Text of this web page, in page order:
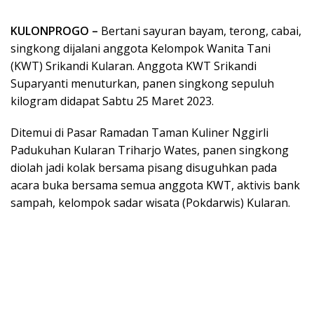
KULONPROGO – Bertani sayuran bayam, terong, cabai,
singkong dijalani anggota Kelompok Wanita Tani
(KWT) Srikandi Kularan. Anggota KWT Srikandi
Suparyanti menuturkan, panen singkong sepuluh
kilogram didapat Sabtu 25 Maret 2023.
Ditemui di Pasar Ramadan Taman Kuliner Nggirli
Padukuhan Kularan Triharjo Wates, panen singkong
diolah jadi kolak bersama pisang disuguhkan pada
acara buka bersama semua anggota KWT, aktivis bank
sampah, kelompok sadar wisata (Pokdarwis) Kularan.